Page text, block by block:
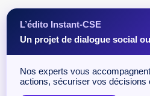
L’édito Instant-CSE
Un projet de dialogue social
Nos experts vous
actions, sécuriser vos décisions